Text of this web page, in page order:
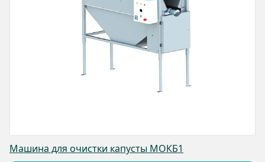
Машина для очистки капусты МОКБ1